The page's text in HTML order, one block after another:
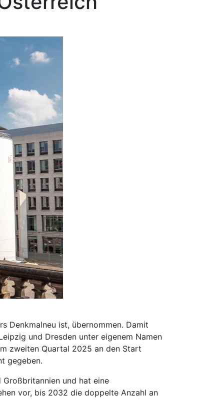
Denkmalneu ist, übernommen. Damit
und Dresden unter eigenem Namen
zweiten Quartal 2025 an den Start
gegeben.
und hat eine
vor, bis 2032 die doppelte Anzahl an